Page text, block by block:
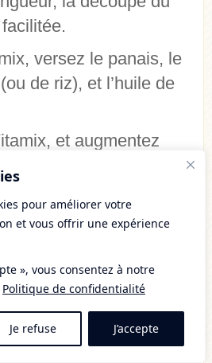
pour améliorer votre
et vous offrir une expérience
», vous consentez à notre
Politique de confidentialité
Je refuse J’accepte
versez le panais, le
de riz), et l’huile de
et augmentez
la vitesse, jusqu’à
maximale jusqu’à
atteigne la
(plus le temps de
plus votre mousseline